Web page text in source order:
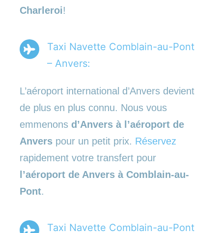
Charleroi!
Taxi Navette Comblain-au-Pont
– Anvers:
L’aéroport international d’Anvers devient
de plus en plus connu. Nous vous
emmenons d’Anvers à l’aéroport de
Anvers pour un petit prix. Réservez
rapidement votre transfert pour
l’aéroport de Anvers à Comblain-au-
Pont.
Taxi Navette Comblain-au-Pont